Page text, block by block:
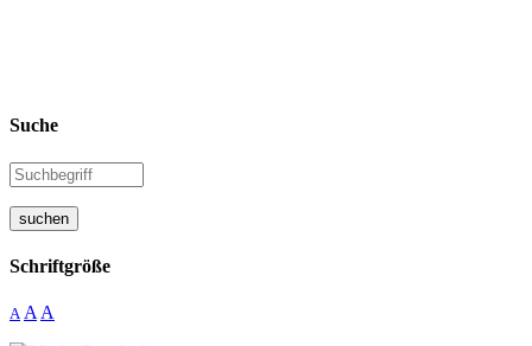
Suche
suchen
Schriftgröße
A A A